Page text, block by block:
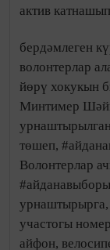
актив
бердәмлеген
волонтерлар
йөрү хокукын
Минтимер
төшеп,
Волонтерлар
урнаштырырга,
участогы
айфон,